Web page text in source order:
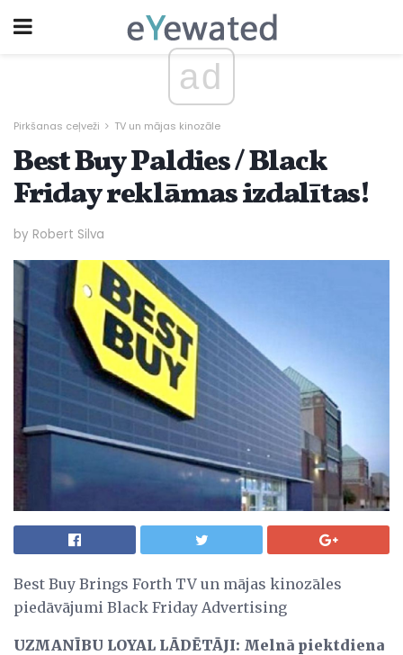
ad
Pirkšanas ceļveži TV un mājas kinozāle
Best Buy Paldies / Black
Friday reklāmas izdalītas!
by Robert Silva
Best Buy Brings Forth TV un mājas kinozāles
piedāvājumi Black Friday Advertising
UZMANĪBU LOYAL LĀDĒTĀJI: Melnā piektdiena